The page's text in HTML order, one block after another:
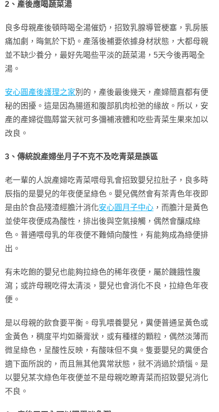
2、產後應喝蔬菜湯
良多母親產後頓時喝全湯催奶，招致乳腺導管梗塞，乳房脹
痛加劇，晦氣於下奶。產落後補要依據身材狀態，大都母親
並不缺少養分，最好先喝些平淡的蔬菜湯，5天今後再喝全
湯。
安心圓產後護理之家別的，產後最後幾天，產婦簡直都有便
秘的困擾。這是因為腸道和腹部肌肉松弛的緣故。所以，安
產的產婦從臨蓐當天就可多彌補液體和吃些青菜生果來加以
改良。
3、傳統說產婦坐月子不克不及吃青菜是誤區
老一輩的人說產婦吃青菜喂母乳會招致嬰兒拉肚子，良多時
辰指的是嬰兒的年夜便呈綠色。嬰兒偶然會有茶青色年夜即
是由於食品殘渣經膽汁消化安心圓月子中心 ，而膽汁是黃色
並使年夜便成為酸性，排出後與空氣接觸，偶然會釀成綠
色。普通喂母乳的年夜便不難傾向酸性，有能夠成為綠便排
出。
有未吃飽的嬰兒也能夠拉綠色的稀年夜便，屬於饑餓性腹
瀉；或許母親吃得太清淡，嬰兒也會消化不良，拉綠色年夜
便。
是以母親的飲食要平衡。母乳喂養嬰兒，糞便普通呈黃色或
金黃色，稠度平均如藥膏狀，或有種樣的顆粒，偶然淡薄而
微呈綠色，呈酸性反映，有酸味但不臭。隻要嬰兒的糞便合
適下面所說的，而且無其他異常狀態，就不消過於煩惱。是
以嬰兒某次綠色年夜便並不是母親吃瞭青菜而招致嬰兒消化
不良。